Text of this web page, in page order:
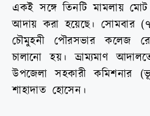
একই সঙ্গে তিনটি মামলায়
আদায় করা হয়েছে। সোমবার
চৌমুহনী পৌরসভার কলেজ
চালানো হয়। ভ্রাম্যমাণ
উপজেলা সহকারী কমিশনার
শাহাদাত হোসেন।